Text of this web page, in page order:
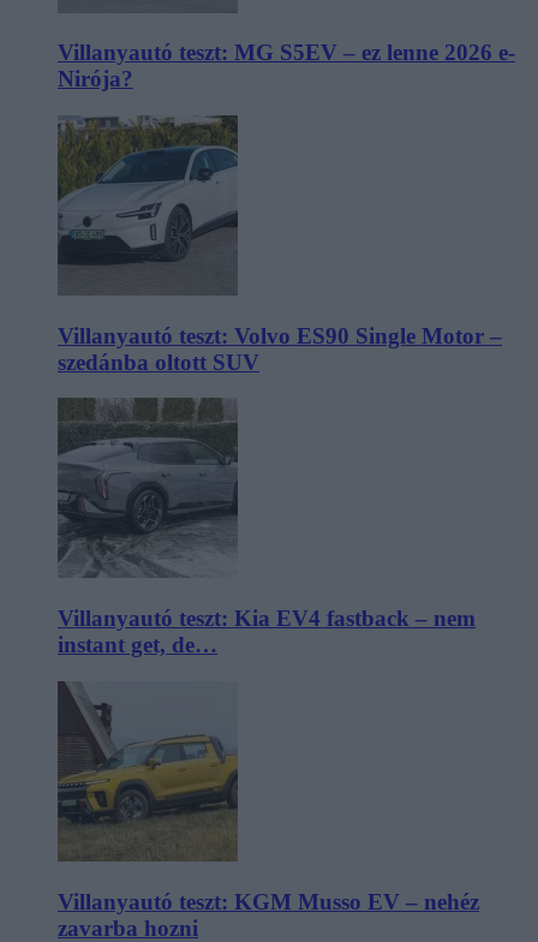
Villanyautó teszt: MG S5EV – ez lenne 2026 e-
Nirója?
Villanyautó teszt: Volvo ES90 Single Motor –
szedánba oltott SUV
Villanyautó teszt: Kia EV4 fastback – nem
instant get, de…
Villanyautó teszt: KGM Musso EV – nehéz
zavarba hozni